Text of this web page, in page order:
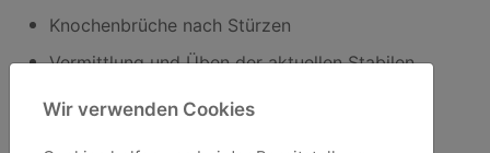
Knochenbrüche nach Stürzen
Vermittlung und Üben der aktuellen Stabilen
Wir verwenden Cookies